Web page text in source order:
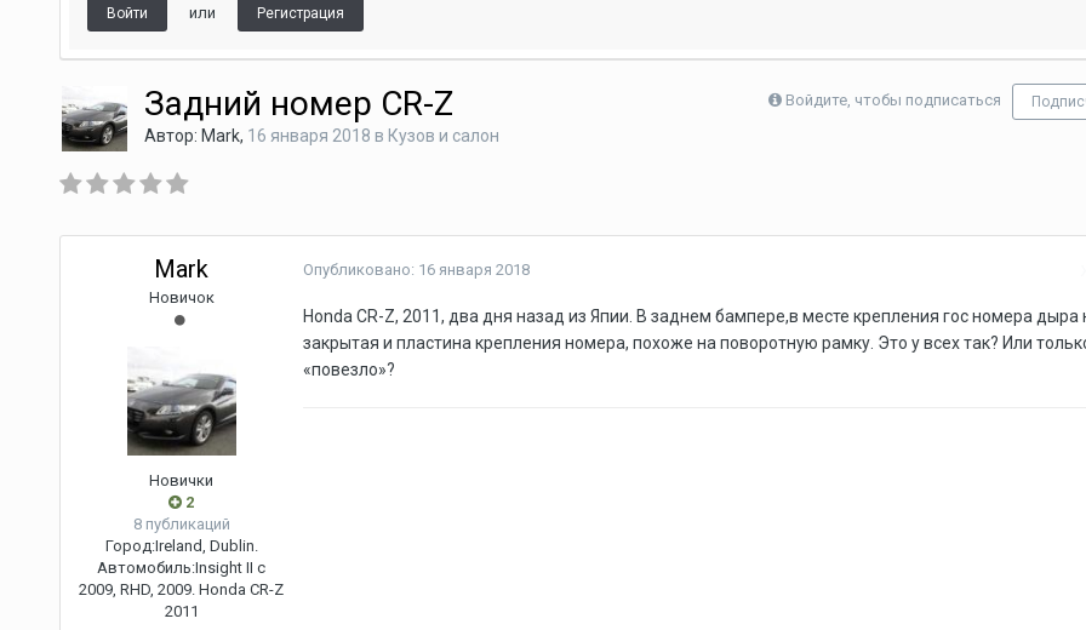
Войти или Регистрация
Войдите, чтобы подписаться
Задний номер CR-Z
Автор: Mark, 16 января 2018 в Кузов и салон
Mark
Новичок
Новички
2
8 публикаций
Город:Ireland, Dublin.
Автомобиль:Insight II c
2009, RHD, 2009. Honda CR-Z
2011
Опубликовано: 16 января 2018
Honda CR-Z, 2011, два дня назад из Япии. В заднем бампере,в месте крепления гос номера дыра
закрытая и пластина крепления номера, похоже на поворотную рамку. Это у всех так? Или
«повезло»?